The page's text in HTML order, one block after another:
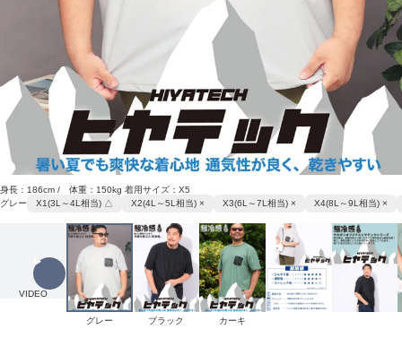
身長：186cm / 体重：150kg 着用サイズ：X5
グレー
X1(3L～4L相当) △ X2(4L～5L相当) × X3(6L～7L相当) × X4(8L～9L相当) ×
VIDEO
グレー ブラック カーキ